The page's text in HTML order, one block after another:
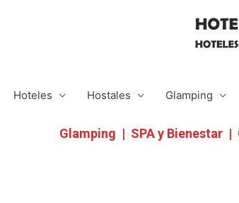
Hoteles Hostales Glamping
Glamping | SPA y Bienestar|